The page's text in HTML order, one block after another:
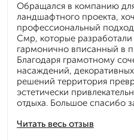
Читать весь отзыв
Обращался в компанию
ландшафтного проекта,
профессиональный
Смр, которые разработали
гармонично вписанный в
Благодаря грамотному
насаждений,
решений территория
эстетически
отдыха. Большое спасибо